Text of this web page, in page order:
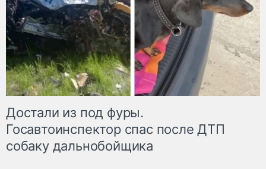
Достали из под фуры.
Госавтоинспектор спас после ДТП
собаку дальнобойщика